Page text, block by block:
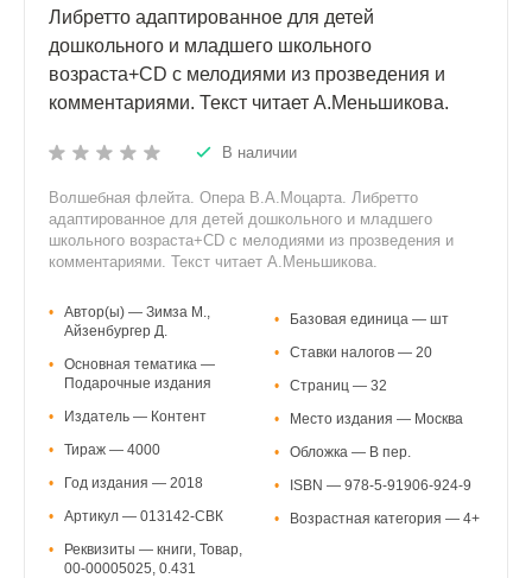
Либретто адаптированное для детей
дошкольного и младшего школьного
возраста+CD с мелодиями из прозведения и
комментариями. Текст читает А.Меньшикова.
В наличии
Волшебная флейта. Опера В.А.Моцарта. Либретто
адаптированное для детей дошкольного и младшего
школьного возраста+CD с мелодиями из прозведения и
комментариями. Текст читает А.Меньшикова.
•
Автор(ы) — Зимза М.,
Айзенбургер Д.
•
Основная тематика —
Подарочные издания
•
Издатель — Контент
•
Тираж — 4000
•
Год издания — 2018
•
Артикул — 013142-СВК
•
Реквизиты — книги, Товар,
00-00005025, 0.431
•
Базовая единица — шт
•
Ставки налогов — 20
•
Страниц — 32
•
Место издания — Москва
•
Обложка — В пер.
•
ISBN — 978-5-91906-924-9
•
Возрастная категория — 4+